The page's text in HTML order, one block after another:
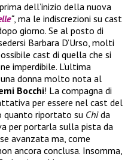
dell’inizio della nuova
“, ma le indiscrezioni su cast
giorno. Se al posto di
Barbara D’Urso, molti
cast di quella che si
imperdibile. L’ultima
donna molto nota al
Bocchi! La compagna di
per essere nel cast del
quanto riportato su Chida
per portarla sulla pista da
avanzata ma, come
ancora conclusa. Insomma,